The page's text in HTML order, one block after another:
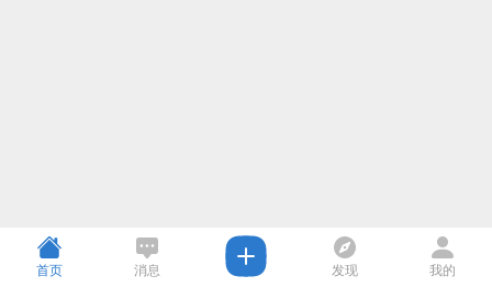
首页 消息 发现 我的